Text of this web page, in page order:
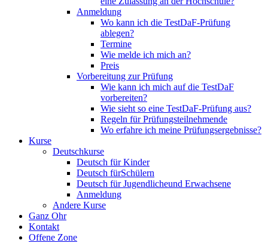
Anmeldung
Wo kann ich die TestDaF-Prüfung
ablegen?
Termine
Wie melde ich mich an?
Preis
Vorbereitung zur Prüfung
Wie kann ich mich auf die TestDaF
vorbereiten?
Wie sieht so eine TestDaF-Prüfung aus?
Regeln für Prüfungsteilnehmende
Wo erfahre ich meine Prüfungsergebnisse?
Kurse
Deutschkurse
Deutsch für Kinder
Deutsch fürSchülern
Deutsch für Jugendlicheund Erwachsene
Anmeldung
Andere Kurse
Ganz Ohr
Kontakt
Offene Zone